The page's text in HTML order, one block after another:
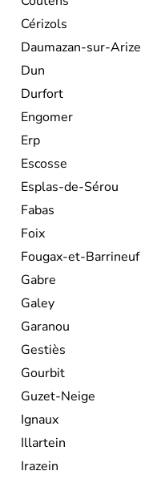
Cérizols
Daumazan-sur-Arize
Dun
Durfort
Engomer
Erp
Escosse
Esplas-de-Sérou
Fabas
Foix
Fougax-et-Barrineuf
Gabre
Galey
Garanou
Gestiès
Gourbit
Guzet-Neige
Ignaux
Illartein
Irazein